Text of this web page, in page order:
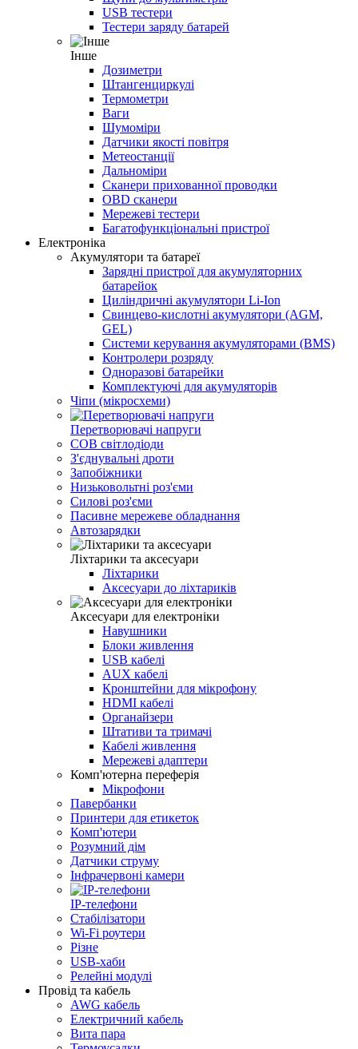
USB тестери
Тестери заряду батарей
Інше
Дозиметри
Штангенциркулі
Термометри
Ваги
Шумоміри
Датчики якості повітря
Метеостанції
Дальноміри
Сканери прихованної проводки
OBD сканери
Мережеві тестери
Багатофункціональні пристрої
Електроніка
Акумулятори та батареї
Зарядні пристрої для акумуляторних
батарейок
Циліндричні акумулятори Li-Ion
Свинцево-кислотні акумулятори (AGM,
GEL)
Системи керування акумуляторами (BMS)
Контролери розряду
Одноразові батарейки
Комплектуючі для акумуляторів
Чіпи (мікросхеми)
Перетворювачі напруги
COB світлодіоди
З'єднувальні дроти
Запобіжники
Низьковольтні роз'єми
Силові роз'єми
Пасивне мережеве обладнання
Автозарядки
Ліхтарики та аксесуари
Ліхтарики
Аксесуари до ліхтариків
Аксесуари для електроніки
Навушники
Блоки живлення
USB кабелі
AUX кабелі
Кронштейни для мікрофону
HDMI кабелі
Органайзери
Штативи та тримачі
Кабелі живлення
Мережеві адаптери
Комп'ютерна переферія
Мікрофони
Павербанки
Принтери для етикеток
Комп'ютери
Розумний дім
Датчики струму
Інфрачервоні камери
IP-телефони
Стабілізатори
Wi‑Fi роутери
Різне
USB-хаби
Релейні модулі
Провід та кабель
AWG кабель
Електричний кабель
Вита пара